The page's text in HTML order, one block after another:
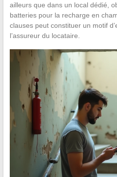
ailleurs que dans un local dédié,
batteries pour la recharge en
clauses peut constituer un motif
l’assureur du locataire.